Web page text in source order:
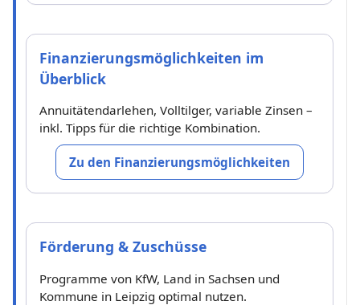
Finanzierungsmöglichkeiten im
Überblick
Annuitätendarlehen, Volltilger, variable Zinsen –
inkl. Tipps für die richtige Kombination.
Zu den Finanzierungsmöglichkeiten
Förderung & Zuschüsse
Programme von KfW, Land in Sachsen und
Kommune in Leipzig optimal nutzen.